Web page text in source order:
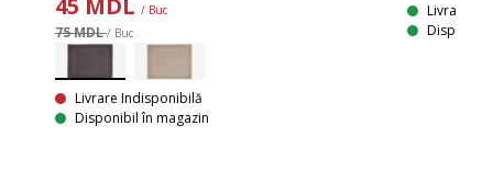
/ Buc
75 MDL/ Buc
Livrare Indisponibilă
Disponibil în magazin
Livrare
Disponibil